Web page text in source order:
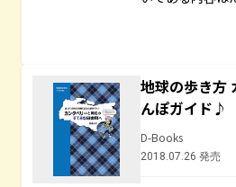
地球の歩き方
んぽガイド♪
D-Books
2018.07.26 発売